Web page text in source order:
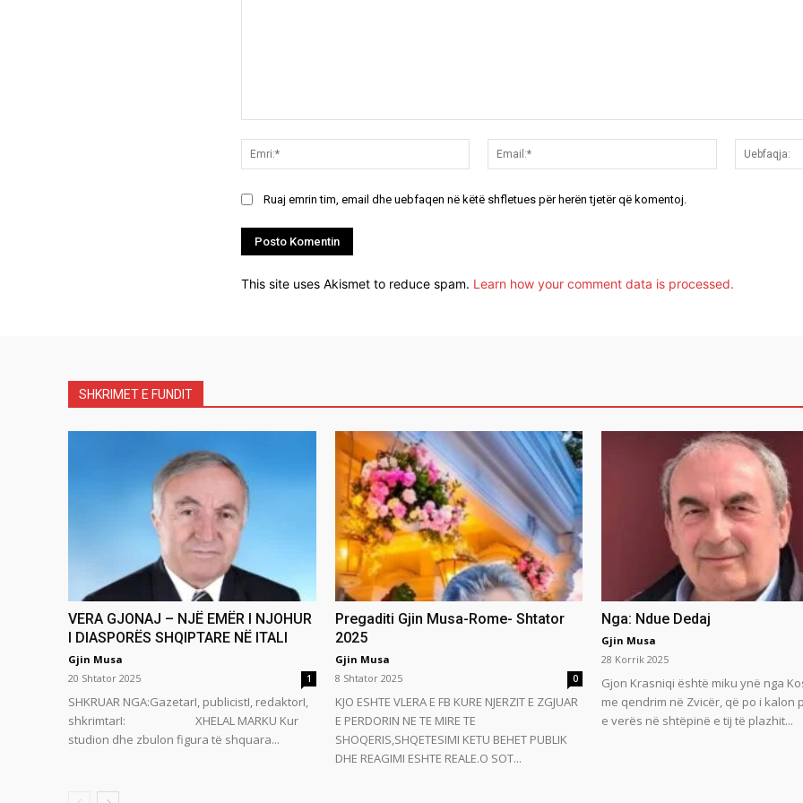
Emri:*
Email:*
Ruaj emrin tim, email dhe uebfaqen në këtë shfletues për herën tjetër që komentoj.
This site uses Akismet to reduce spam. Learn how your comment data is processed.
SHKRIMET E FUNDIT
VERA GJONAJ – NJË EMËR I NJOHUR
I DIASPORËS SHQIPTARE NË ITALI
Gjin Musa
20 Shtator 2025
1
SHKRUAR NGA:GazetarI, publicistI, redaktorI,
shkrimtarI: XHELAL MARKU Kur
studion dhe zbulon figura të shquara...
Pregaditi Gjin Musa-Rome- Shtator
2025
Gjin Musa
8 Shtator 2025
0
KJO ESHTE VLERA E FB KURE NJERZIT E ZGJUAR
E PERDORIN NE TE MIRE TE
SHOQERIS,SHQETESIMI KETU BEHET PUBLIK
DHE REAGIMI ESHTE REALE.O SOT...
Nga: Ndue Dedaj
Gjin Musa
28 Korrik 2025
Gjon Krasniqi është miku ynë nga
me qendrim në Zvicër, që po i kalon
e verës në shtëpinë e tij të plazhit...